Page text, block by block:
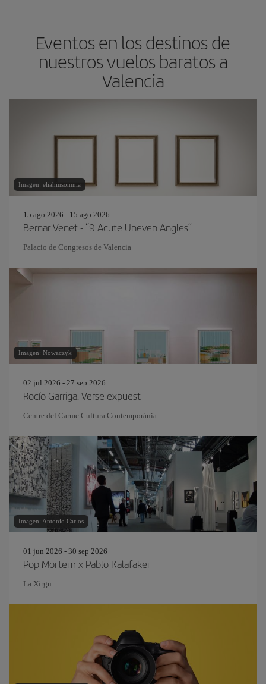
Eventos en los destinos de
nuestros vuelos baratos a
Valencia
Imagen: eliahinsomnia
15 ago 2026 - 15 ago 2026
Bernar Venet - “9 Acute Uneven Angles”
Palacio de Congresos de Valencia
Imagen: Nowaczyk
02 jul 2026 - 27 sep 2026
Rocío Garriga. Verse expuest_
Centre del Carme Cultura Contemporània
Imagen: Antonio Carlos
01 jun 2026 - 30 sep 2026
Pop Mortem x Pablo Kalafaker
La Xirgu.